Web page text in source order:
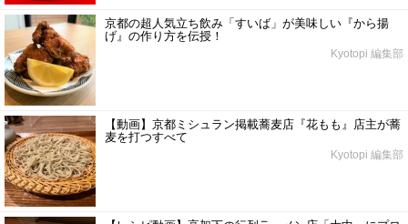
京都の超人気立ち飲み「すいば」が美味しい『から揚
げ』の作り方を伝授！
Kyotopi 編集部
【動画】京都ミシュラン掲載蕎麦店『花もも』店主が蕎
麦を打つすべて
Kyotopi 編集部